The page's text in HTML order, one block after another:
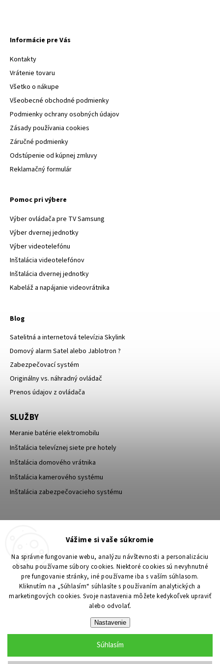
Vážime si vaše súkromie
Na správne fungovanie webu, analýzu návštevnosti a personalizáciu
obsahu používame súbory cookies. Niektoré cookies sú nevyhnutné
pre fungovanie stránky, iné používame iba s vaším súhlasom.
Kliknutím na „Súhlasím“ súhlasíte s používaním analytických a
marketingových cookies. Svoje nastavenia môžete kedykoľvek upraviť
alebo odvolať.
Nastavenie
Súhlasím
Informácie pre Vás
Kontakty
Vrátenie tovaru
Všetko o nákupe
Všeobecné obchodné podmienky
Podmienky ochrany osobných údajov
Zásady používania cookies
Záručné podmienky
Odstúpenie od kúpnej zmluvy
Reklamačný formulár
Pomoc pri výbere
Výber ovládača pre TV Samsung
Výber dvernej jednotky
Výber videotelefónu
Inštalácia videotelefónov
Inštalácia dvernej jednotky
Kabeláž a napájanie videovrátnika
Blog
Satelitná a internetová televízia Skylink
Domový alarm Satel alebo Jablotron ?
Zabezpečovací systém
Originálny vs. náhradný ovládač
Prenos údajov z ovládača
SLUŽBY
Meranie batérie elektromobilu
Inštalácia televíznej siete pre hotely
Inštalácia domového vrátnika
Inštalácia kamerového systému
Inštalácia zabezpečovacieho systému
Upraviť nastavenie cookies